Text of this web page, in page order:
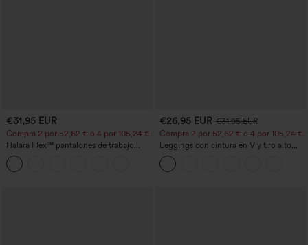
€31,95 EUR
Compra 2 por 52,62 € o 4 por 105,24 €.
Halara Flex™ pantalones de trabajo
cortos de talle alto con bolsillos y
pernera cónica
€26,95 EUR €31,95 EUR
Compra 2 por 52,62 € o 4 por 105,24 €.
Leggings con cintura en V y tiro alto
acampanados